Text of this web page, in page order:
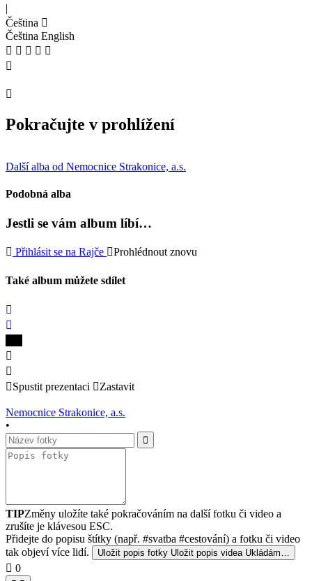
|
Čeština
Čeština English
Pokračujte v prohlížení
Další alba od Nemocnice Strakonice, a.s.
Podobná alba
Jestli se vám album líbí…
Přihlásit se na Rajče Prohlédnout znovu
Také album můžete sdílet
Spustit prezentaci Zastavit
Nemocnice Strakonice, a.s.
•
TIPZměny uložíte také pokračováním na další fotku či video a
zrušíte je klávesou ESC.
Přidejte do popisu štítky (např. #svatba #cestování) a fotku či video
tak objeví více lidí.
Uložit popis fotky Uložit popis videa Ukládám…
0